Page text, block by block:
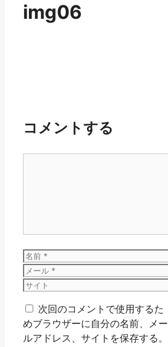
img06
コメントする
名
前
メ
ー
サ
ト 次回のコメントで使用するた
めブラウザーに自分の名前、メー
ルアドレス、サイトを保存する。